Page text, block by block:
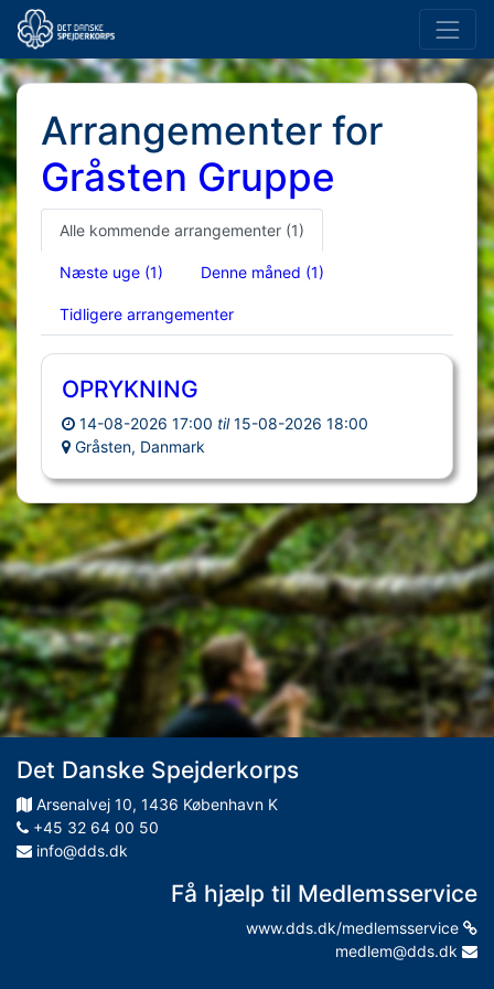
Arrangementer for
Gråsten Gruppe
Alle kommende arrangementer (1)
Næste uge (1) Denne måned (1)
Tidligere arrangementer
OPRYKNING
14-08-2026 17:00 til 15-08-2026 18:00
Gråsten, Danmark
Det Danske Spejderkorps
Arsenalvej 10, 1436 København K
+45 32 64 00 50
info@dds.dk
Få hjælp til Medlemsservice
www.dds.dk/medlemsservice
medlem@dds.dk